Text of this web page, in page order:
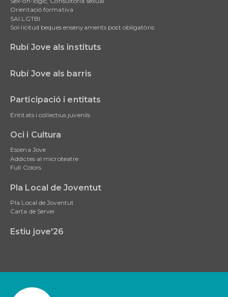
Orientació formativa
SAI LGTBI
Sol•licitud beques ensenyaments post obligatòris
Rubí Jove als instituts
Rubí Jove als barris
Participació i entitats
Entitats i col·lectius juvenils
Oci i Cultura
Escena Jove
Addictes al microteatre
Full Colors
Pla Local de Joventut
Pla Local de Joventut
Carta de Servei
Estiu jove'26